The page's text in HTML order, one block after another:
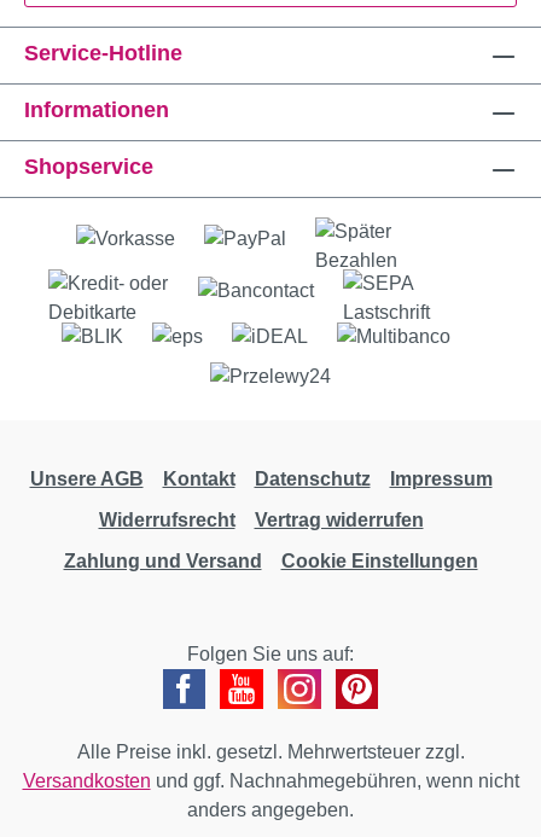
Service-Hotline
Informationen
Shopservice
Unsere AGB Kontakt Datenschutz
Impressum
Widerrufsrecht
Vertrag widerrufen
Zahlung und Versand
Cookie Einstellungen
Folgen Sie uns auf:
Alle Preise inkl. gesetzl. Mehrwertsteuer zzgl.
Versandkosten und ggf. Nachnahmegebühren, wenn nicht
anders angegeben.